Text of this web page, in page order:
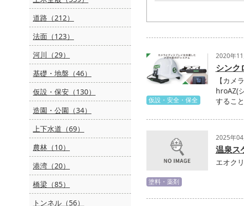
道路（212）
法面（123）
河川（29）
基礎・地盤（46）
仮設・保安（130）
造園・公園（34）
上下水道（69）
農林（10）
港湾（20）
橋梁（85）
トンネル（56）
仮設・安全・保全
2020年
シンク
【カメ
hroAZ(
するこ
塗料・薬剤
2025年
温泉ス
エオク